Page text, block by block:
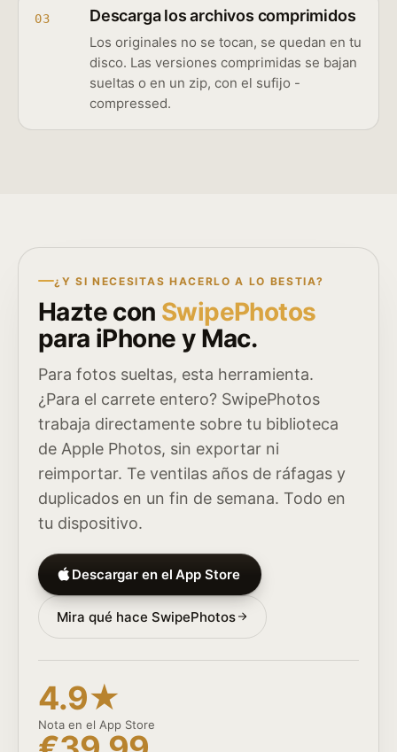
03 Descarga los archivos comprimidos
Los originales no se tocan, se quedan en tu
disco. Las versiones comprimidas se bajan
sueltas o en un zip, con el sufijo -
compressed.
¿Y SI NECESITAS HACERLO A LO BESTIA?
Hazte con SwipePhotos
para iPhone y Mac.
Para fotos sueltas, esta herramienta.
¿Para el carrete entero? SwipePhotos
trabaja directamente sobre tu biblioteca
de Apple Photos, sin exportar ni
reimportar. Te ventilas años de ráfagas y
duplicados en un fin de semana. Todo en
tu dispositivo.
Descargar en el App Store
Mira qué hace SwipePhotos
4.9★
Nota en el App Store